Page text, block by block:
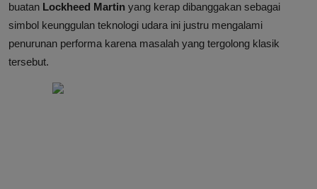
buatan Lockheed Martin yang kerap dibanggakan sebagai
simbol keunggulan teknologi udara ini justru mengalami
penurunan performa karena masalah yang tergolong klasik
tersebut.